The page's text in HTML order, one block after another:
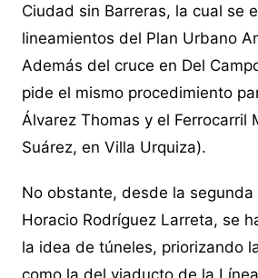
Ciudad sin Barreras, la cual se
lineamientos del Plan Urbano
Además del cruce en Del
pide el mismo procedimiento
Álvarez Thomas y el Ferrocarril
Suárez, en Villa Urquiza).
No obstante, desde la segunda
Horacio Rodríguez Larreta, se
la idea de túneles, priorizando